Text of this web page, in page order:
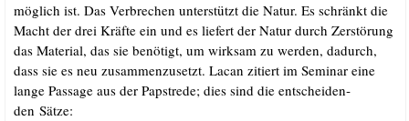
mög­lich ist. Das Ver­bre­chen unter­stützt die Natur. Es schränkt die
Macht der drei Kräf­te ein und es lie­fert der Natur durch Zer­stö­rung
das Mate­ri­al, das sie benö­tigt, um wirk­sam zu wer­den, dadurch,
dass sie es neu zusam­men­zu­setzt. Lacan zitiert im Semi­nar eine
lan­ge Pas­sa­ge aus der Papst­re­de; dies sind die ent­schei­den­
den Sätze: